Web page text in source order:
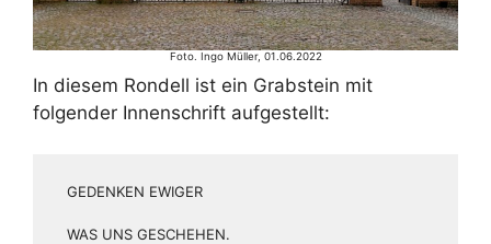
Foto. Ingo Müller, 01.06.2022
In diesem Rondell ist ein Grabstein mit
folgender Innenschrift aufgestellt:
GEDENKEN EWIGER
WAS UNS GESCHEHEN.